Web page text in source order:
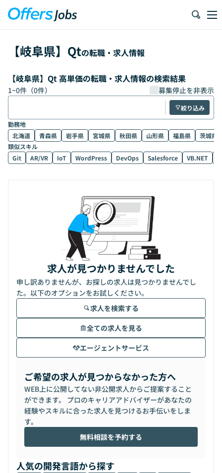
【岐阜県】 Qtの転職・求人情報
【岐阜県】Qt 高単価の転職・求人情報の検索結果
1~0件（0件） 募集停止を非表示
絞り込み
勤務地
北海道
青森県 岩手県 宮城県 秋田県 山形県 福島県
茨城県
類似スキル
Git
AR/VR IoT WordPress DevOps Salesforce VB.NET
求人が見つかりませんでした
申し訳ありませんが、お探しの求人は見つかりませんでし
た。以下のオプションをお試しください。
求人を検索する
全ての求人を見る
エージェントサービス
ご希望の求人が見つからなかった方へ
WEB上に公開してない非公開求人からご提案すること
ができます。 プロのキャリアアドバイザーがあなたの
経験やスキルに合った求人を見つけるお手伝いをしま
す。
無料相談を予約する
人気の開発言語から探す